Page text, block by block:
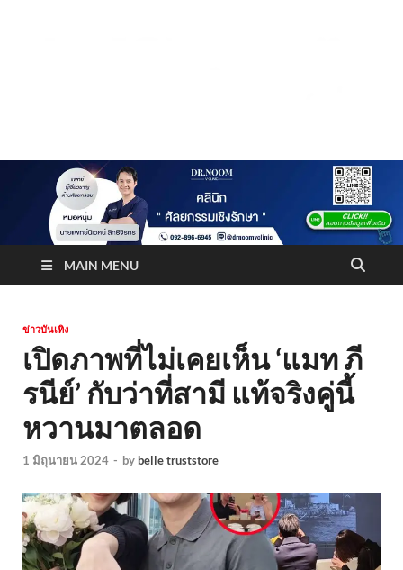
Truststoreonline
MAIN MENU
ข่าวบันเทิง
เปิดภาพที่ไม่เคยเห็น ‘แมท ภี
รนีย์’ กับว่าที่สามี แท้จริงคู่นี้
หวานมาตลอด
1 มิถุนายน 2024 - bybelle truststore